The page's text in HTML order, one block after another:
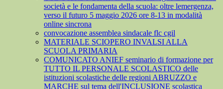
società e le fondamenta della scuola: oltre lemergenza,
verso il futuro 5 maggio 2026 ore 8-13 in modalità
online sincrona
convocazione assemblea sindacale flc cgil
MATERIALE SCIOPERO INVALSI ALLA
SCUOLA PRIMARIA
COMUNICATO ANIEF seminario di formazione per
TUTTO IL PERSONALE SCOLASTICO delle
istituzioni scolastiche delle regioni ABRUZZO e
MARCHE sul tema dell'INCLUSIONE scolastica